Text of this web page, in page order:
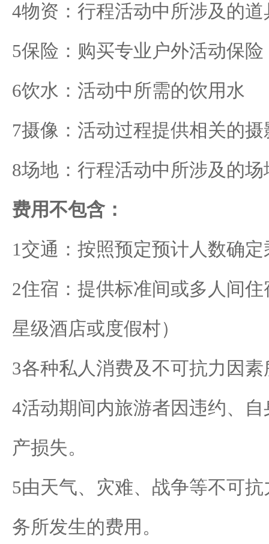
4物资：行程活动中所涉及的
5保险：购买专业户外活动保险
6饮水：活动中所需的饮用水
7摄像：活动过程提供相关的摄
8场地：行程活动中所涉及的
费用不包含：
1交通：按照预定预计人数确
2住宿：提供标准间或多人间
星级酒店或度假村）
3各种私人消费及不可抗力因
4活动期间内旅游者因违约、
产损失。
5由天气、灾难、战争等不可
务所发生的费用。